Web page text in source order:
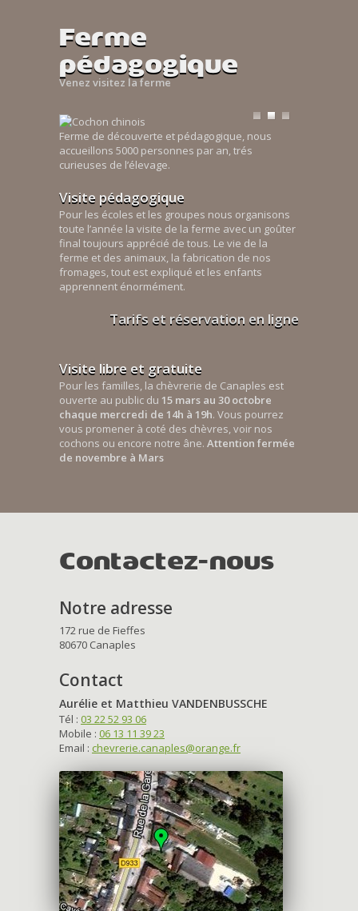
Ferme
pédagogique
Venez visitez la ferme
Ferme de découverte et pédagogique, nous
accueillons 5000 personnes par an, trés
curieuses de l’élevage.
Visite pédagogique
Pour les écoles et les groupes nous organisons
toute l’année la visite de la ferme avec un goûter
final toujours apprécié de tous. Le vie de la
ferme et des animaux, la fabrication de nos
fromages, tout est expliqué et les enfants
apprennent énormément.
Tarifs et réservation en ligne
Visite libre et gratuite
Pour les familles, la chèvrerie de Canaples est
ouverte au public du 15 mars au 30 octobre
chaque mercredi de 14h à 19h. Vous pourrez
vous promener à coté des chèvres, voir nos
cochons ou encore notre âne. Attention fermée
de novembre à Mars
Contactez-nous
Notre adresse
172 rue de Fieffes
80670 Canaples
Contact
Aurélie et Matthieu VANDENBUSSCHE
Tél : 03 22 52 93 06
Mobile : 06 13 11 39 23
Email : chevrerie.canaples@orange.fr